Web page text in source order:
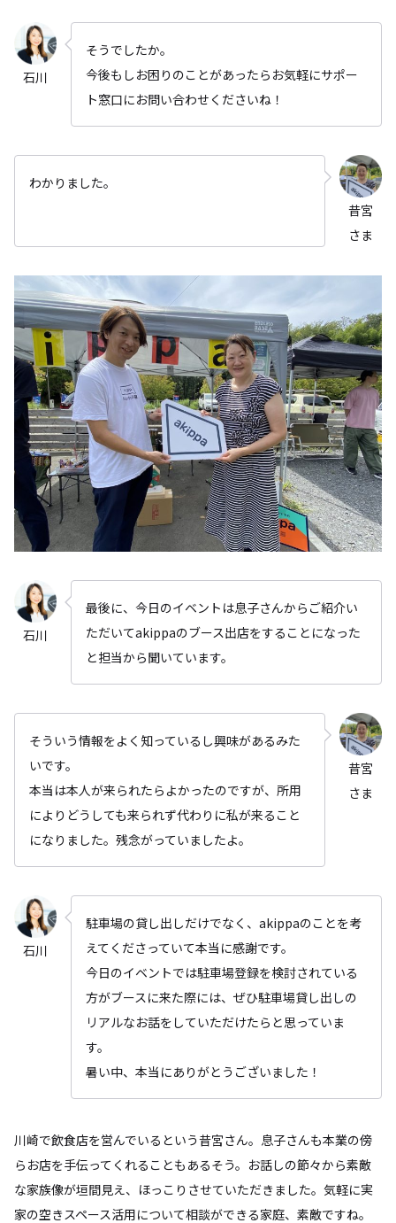
石川
そうでしたか。
今後もしお困りのことがあったらお気軽にサポー
ト窓口にお問い合わせくださいね！
わかりました。
昔宮
さま
石川
最後に、今日のイベントは息子さんからご紹介い
ただいてakippaのブース出店をすることになった
と担当から聞いています。
そういう情報をよく知っているし興味があるみた
いです。
本当は本人が来られたらよかったのですが、所用
によりどうしても来られず代わりに私が来ること
になりました。残念がっていましたよ。
昔宮
さま
石川
駐車場の貸し出しだけでなく、akippaのことを考
えてくださっていて本当に感謝です。
今日のイベントでは駐車場登録を検討されている
方がブースに来た際には、ぜひ駐車場貸し出しの
リアルなお話をしていただけたらと思っていま
す。
暑い中、本当にありがとうございました！
川崎で飲食店を営んでいるという昔宮さん。息子さんも本業の傍
らお店を手伝ってくれることもあるそう。お話しの節々から素敵
な家族像が垣間見え、ほっこりさせていただきました。気軽に実
家の空きスペース活用について相談ができる家庭、素敵ですね。